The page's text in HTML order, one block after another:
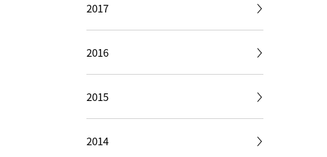
2017
2016
2015
2014